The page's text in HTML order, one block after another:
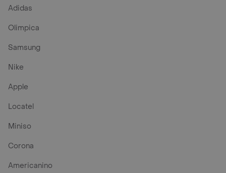
Adidas
Olimpica
Samsung
Nike
Apple
Locatel
Miniso
Corona
Americanino